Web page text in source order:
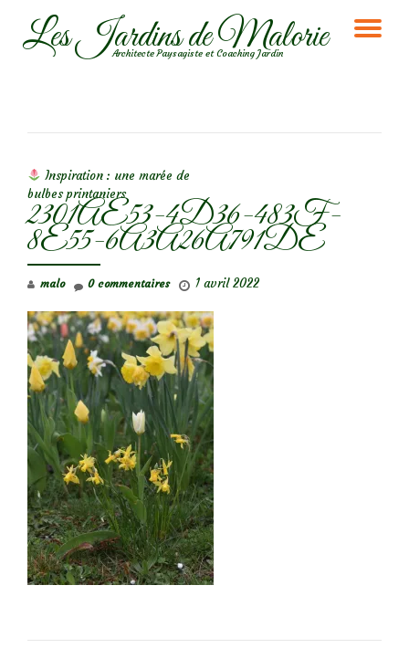
AllerLes Jardins de Malorie
Architecte Paysagiste et Coaching Jardin
Inspiration : une marée de
bulbes printaniers
2301AE53-4D36-483F-
8E55-6A3A26A791DE
malo 1 avril 2022
0 commentaires